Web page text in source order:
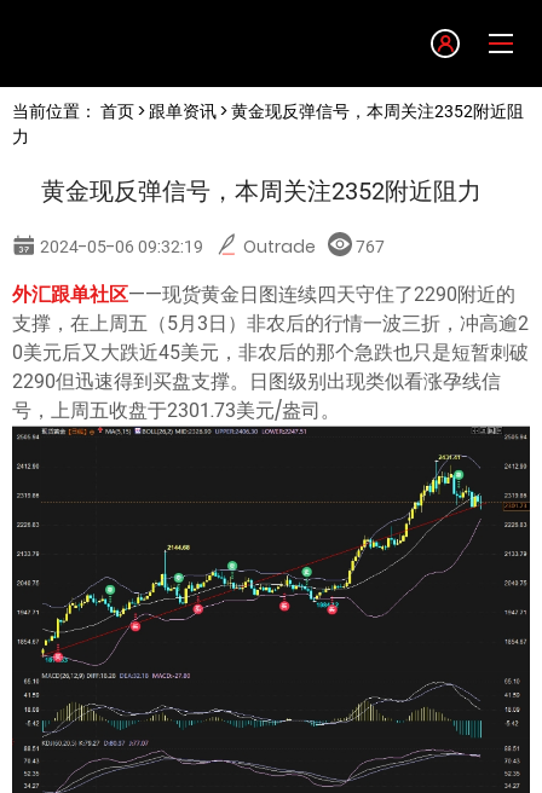
English
简体中文
한글
日本語
当前位置： 首页> 跟单资讯> 黄金现反弹信号，本周关注2352附近阻
力
黄金现反弹信号，本周关注2352附近阻力
2024-05-06 09:32:19 Outrade 767
外汇跟单社区——现货黄金日图连续四天守住了2290附近的
支撑，在上周五（5月3日）非农后的行情一波三折，冲高逾2
0美元后又大跌近45美元，非农后的那个急跌也只是短暂刺破
2290但迅速得到买盘支撑。日图级别出现类似看涨孕线信
号，上周五收盘于2301.73美元/盎司。